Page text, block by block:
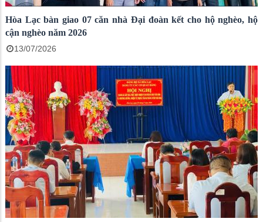
Hòa Lạc bàn giao 07 căn nhà Đại đoàn kết cho hộ nghèo, hộ
cận nghèo năm 2026
13/07/2026